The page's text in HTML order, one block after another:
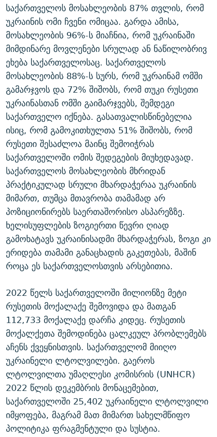
საქართველოს მოსახლეობის 87% თვლის, რომ
უკრაინის ომი ჩვენი ომიცაა. გარდა ამისა,
მოსახლეობის 96%-ს მიაჩნია, რომ უკრაინაში
მიმდინარე მოვლენები სრულად ან ნაწილობრივ
ეხება საქართველოსაც. საქართველოს
მოსახლეობის 88%-ს სურს, რომ უკრაინამ ომში
გამარჯვოს და 72% შიშობს, რომ თუკი რუსეთი
უკრაინასთან ომში გაიმარჯვებს, შემდეგი
საქართველო იქნება. გასათვალისწინებელია
ისიც, რომ გამოკითხულთა 51% შიშობს, რომ
რუსეთი შესაძლოა მაინც შემოიჭრას
საქართველოში ომის შედეგების მიუხედავად.
საქართველოს მოსახლეობის მხრიდან
პრაქტიკულად სრული მხარდაჭერაა უკრაინის
მიმართ, თუმცა მთავრობა თამამად არ
პოზიციონირებს საერთაშორისო ასპარეზზე.
ხელისუფლების ზოგიერთი წევრი ღიად
გამოხატავს უკრაინისადმი მხარდაჭერას, ზოგი კი
ერიდება თამამი განაცხადის გაკეთებას, მაშინ
როცა ეს საქართველოსთვის არსებითია.
2022 წელს საქართველოში მილიონზე მეტი
რუსეთის მოქალაქე შემოვიდა და მათგან
112,733 მოქალაქე დარჩა კიდეც. რუსეთის
მოქალქეთა შემოდინება ცალკეულ პრობლემებს
აჩენს ქვეყნისთვის. საქართველომ მიიღო
უკრაინელი ლტოლვილები. გაეროს
ლტოლვილთა უმაღლესი კომისრის (UNHCR)
2022 წლის დეკემბრის მონაცემებით,
საქართველოში 25,402 უკრაინელი ლტოლვილი
იმყოფება, მაგრამ მათ მიმართ სახელმწიფო
პოლიტიკა ფრაგმენტული და სუსტია.